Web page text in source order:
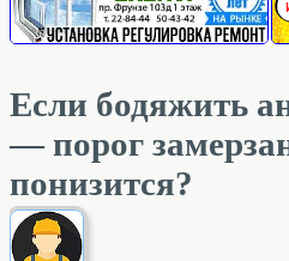
Если бодяжить
— порог
понизится?